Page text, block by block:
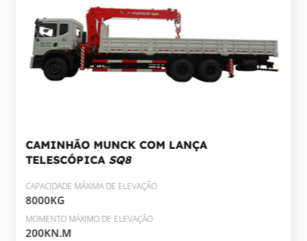
CAMINHÃO MUNCK COM LANÇA
TELESCÓPICA SQ8
CAPACIDADE MÁXIMA DE ELEVAÇÃO
8000KG
MOMENTO MÁXIMO DE ELEVAÇÃO
200KN.M